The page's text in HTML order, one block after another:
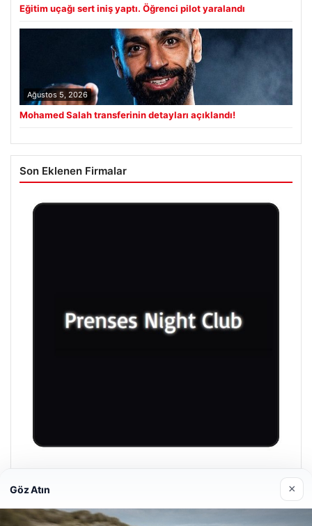
Eğitim uçağı sert iniş yaptı. Öğrenci pilot yaralandı
Ağustos 5, 2026
Mohamed Salah transferinin detayları açıklandı!
Son Eklenen Firmalar
Nisan 29, 2026
Göz Atın ×